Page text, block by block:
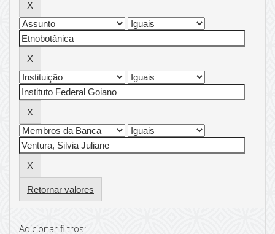
Retornar valores
Adicionar filtros: